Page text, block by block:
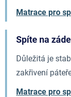
Matrace pro
Spíte na
Důležitá je
zakřivení
Matrace pro